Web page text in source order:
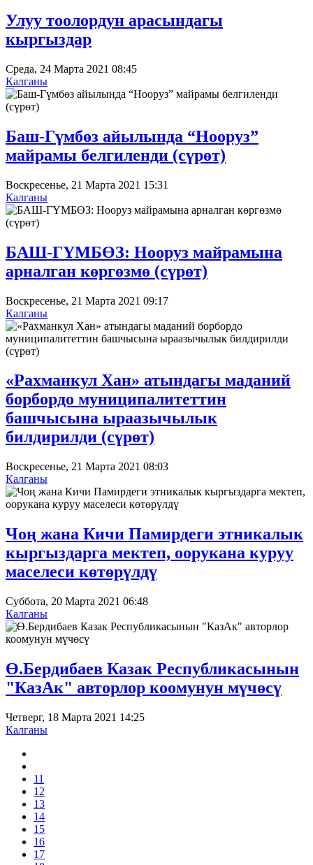
Улуу тоолордун арасындагы
кыргыздар
Среда, 24 Марта 2021 08:45
Калганы
Баш-Гүмбөз айылында “Нооруз”
майрамы белгиленди (сүрөт)
Воскресенье, 21 Марта 2021 15:31
Калганы
БАШ-ГҮМБӨЗ: Нооруз майрамына
арналган көргөзмө (сүрөт)
Воскресенье, 21 Марта 2021 09:17
Калганы
«Рахманкул Хан» атындагы маданий
борбордо муниципалитеттин
башчысына ыраазычылык
билдирилди (сүрөт)
Воскресенье, 21 Марта 2021 08:03
Калганы
Чоң жана Кичи Памирдеги этникалык
кыргыздарга мектеп, оорукана куруу
маселеси көтөрүлдү
Суббота, 20 Марта 2021 06:48
Калганы
Ө.Бердибаев Казак Республикасынын
"КазАк" авторлор коомунун мүчөсү
Четверг, 18 Марта 2021 14:25
Калганы
11
12
13
14
15
16
17